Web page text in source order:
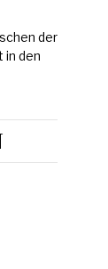
der
in den